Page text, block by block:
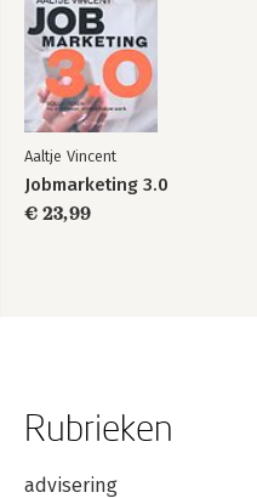
Aaltje Vincent
Jobmarketing 3.0
€ 23,99
Rubrieken
advisering